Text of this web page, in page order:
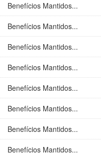
Benefícios Mantidos...
Benefícios Mantidos...
Benefícios Mantidos...
Benefícios Mantidos...
Benefícios Mantidos...
Benefícios Mantidos...
Benefícios Mantidos...
Benefícios Mantidos...